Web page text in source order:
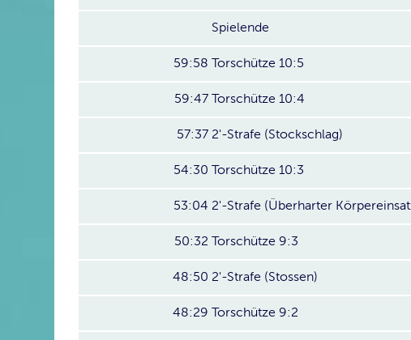
Spielende
59:58 Torschütze 10:5
59:47 Torschütze 10:4
57:37 2'-Strafe (Stockschlag)
54:30 Torschütze 10:3
53:04 2'-Strafe (Überharter
50:32 Torschütze 9:3
48:50 2'-Strafe (Stossen)
48:29 Torschütze 9:2